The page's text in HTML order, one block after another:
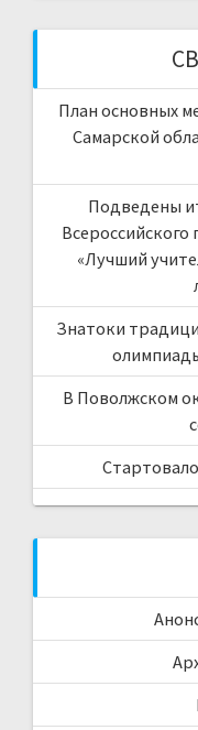
План основных
Самарской
Подведены
«Лучший
Знатоки
В Поволжском